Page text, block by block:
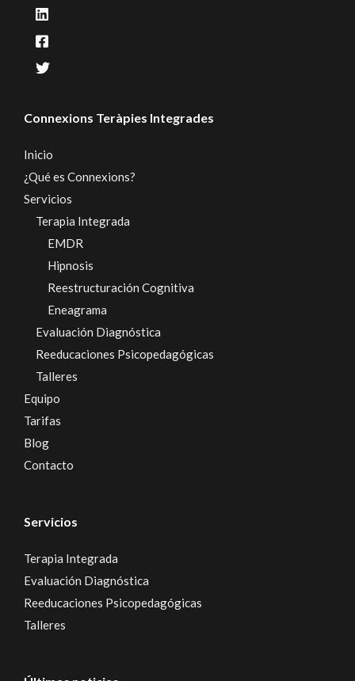
Connexions Teràpies Integrades
Inicio
¿Qué es Connexions?
Servicios
Terapia Integrada
EMDR
Hipnosis
Reestructuración Cognitiva
Eneagrama
Evaluación Diagnóstica
Reeducaciones Psicopedagógicas
Talleres
Equipo
Tarifas
Blog
Contacto
Servicios
Terapia Integrada
Evaluación Diagnóstica
Reeducaciones Psicopedagógicas
Talleres